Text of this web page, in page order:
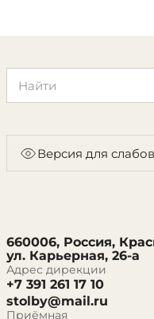
Версия для
660006, Россия,
ул. Карьерная, 26-а
Адрес дирекции
+7 391 261 17 10
stolby@mail.ru
Приёмная